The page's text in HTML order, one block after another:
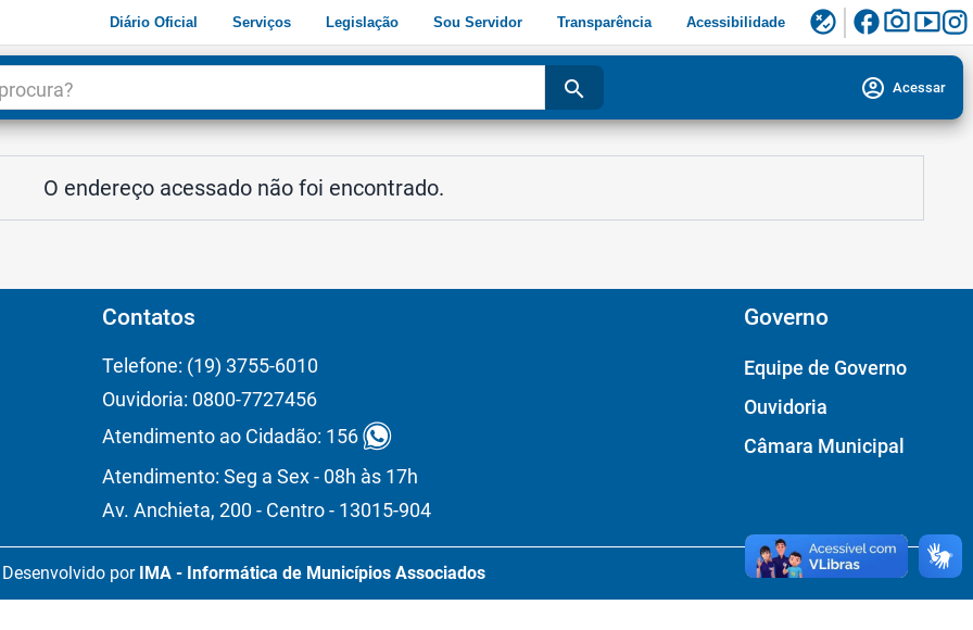
Diário Oficial Serviços Legislação Sou Servidor Transparência Acessibilidade flaky facebookphoto_camerasmart_display
search account_circle Acessar
O endereço acessado não foi encontrado.
Contatos
Telefone: (19) 3755-6010
Ouvidoria: 0800-7727456
Atendimento ao Cidadão: 156
Atendimento: Seg a Sex - 08h às 17h
Av. Anchieta, 200 - Centro - 13015-904
Governo
Equipe de Governo
Ouvidoria
Câmara Municipal
Desenvolvido por IMA - Informática de Municípios Associados